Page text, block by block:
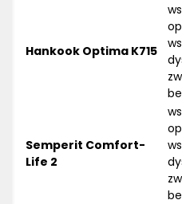
Hankook Optima K715
Semperit Comfort-
Life 2